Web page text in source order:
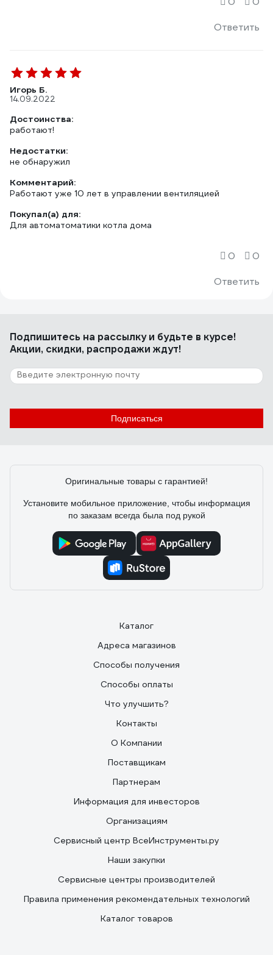
Ответить
Игорь Б.
14.09.2022
Достоинства:
работают!
Недостатки:
не обнаружил
Комментарий:
Работают уже 10 лет в управлении вентиляцией
Покупал(а) для:
Для автоматоматики котла дома
Ответить
0 0
Подпишитесь на рассылкуи будьте в курсе!
Акции, скидки, распродажи ждут!
Подписаться
Оригинальные товары с гарантией!
Установите мобильное приложение, чтобы информация
по заказам всегда была под рукой
Каталог
Адреса магазинов
Способы получения
Способы оплаты
Что улучшить?
Контакты
О Компании
Поставщикам
Партнерам
Информация для инвесторов
Организациям
Сервисный центр ВсеИнструменты.ру
Наши закупки
Сервисные центры производителей
Правила применения рекомендательных технологий
Каталог товаров